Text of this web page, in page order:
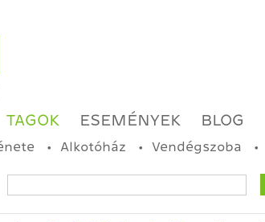
TAGOK ESEMÉNYEK BLOG
Alkotóház Vendégszoba